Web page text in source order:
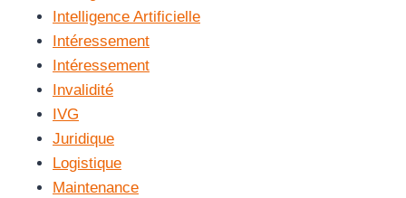
Intelligence Artificielle
Intéressement
Intéressement
Invalidité
IVG
Juridique
Logistique
Maintenance